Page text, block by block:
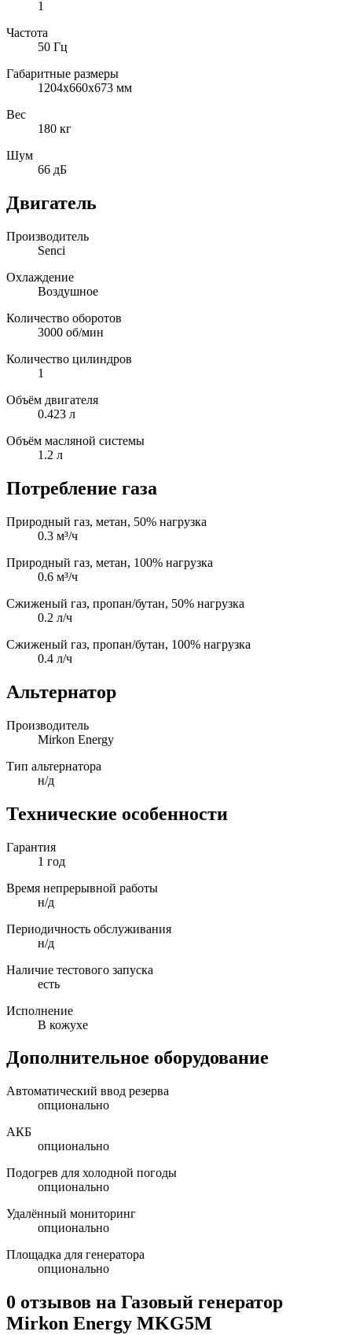
1
Частота
50 Гц
Габаритные размеры
1204х660х673 мм
Вес
180 кг
Шум
66 дБ
Двигатель
Производитель
Senci
Охлаждение
Воздушное
Количество оборотов
3000 об/мин
Количество цилиндров
1
Объём двигателя
0.423 л
Объём масляной системы
1.2 л
Потребление газа
Природный газ, метан, 50% нагрузка
0.3 м³/ч
Природный газ, метан, 100% нагрузка
0.6 м³/ч
Сжиженый газ, пропан/бутан, 50% нагрузка
0.2 л/ч
Сжиженый газ, пропан/бутан, 100% нагрузка
0.4 л/ч
Альтернатор
Производитель
Mirkon Energy
Тип альтернатора
н/д
Технические особенности
Гарантия
1 год
Время непрерывной работы
н/д
Периодичность обслуживания
н/д
Наличие тестового запуска
есть
Исполнение
В кожухе
Дополнительное оборудование
Автоматический ввод резерва
опционально
АКБ
опционально
Подогрев для холодной погоды
опционально
Удалённый мониторинг
опционально
Площадка для генератора
опционально
0 отзывов на Газовый генератор
Mirkon Energy MKG5M